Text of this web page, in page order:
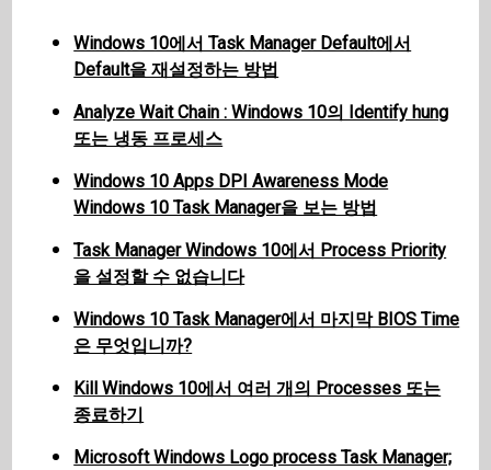
Windows 10에서 Task Manager Default에서
Default을 재설정하는 방법
Analyze Wait Chain : Windows 10의 Identify hung
또는 냉동 프로세스
Windows 10 Apps DPI Awareness Mode
Windows 10 Task Manager을 보는 방법
Task Manager Windows 10에서 Process Priority
을 설정할 수 없습니다
Windows 10 Task Manager에서 마지막 BIOS Time
은 무엇입니까?
Kill Windows 10에서 여러 개의 Processes 또는
종료하기
Microsoft Windows Logo process Task Manager;